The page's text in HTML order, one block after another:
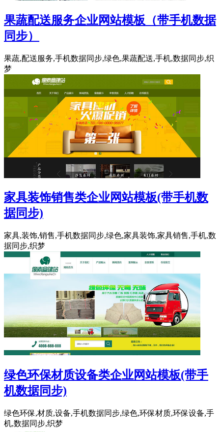
果蔬配送服务企业网站模板（带手机数据
同步）
果蔬,配送服务,手机数据同步,绿色,果蔬配送,手机,数据同步,织
梦
家具装饰销售类企业网站模板(带手机数
据同步)
家具,装饰,销售,手机数据同步,绿色,家具装饰,家具销售,手机,数
据同步,织梦
绿色环保材质设备类企业网站模板(带手
机数据同步)
绿色环保,材质,设备,手机数据同步,绿色,环保材质,环保设备,手
机,数据同步,织梦